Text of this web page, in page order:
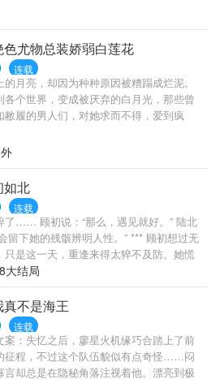
事的起点就从北海青云岛开始吧！强烈
为群像文，剧情不止描写主角一人，只有
有点慢热，主角也不能秒天秒地，想看爽
可以退了，以免引起不适。修炼境界：炼
金丹、元婴、化神……
尤物总装娇弱白莲花
连载
的月亮，却因为种种原因被糟蹋成烂泥。
各个世界，变成被厌弃的白月光，那些曾
敝履的男人们，对她求而不得，爱到疯
皆是裙下之臣。
如北
连载
了…… 顾初说：“那么，遇见就好。” 陆北
留下她的残骸辨明人性。” *** 顾初想过无
只是这一天，重逢来得太猝不及防。她慌
持稳平静。 她喃喃：“北深。” 他：“我是
北辰，身份尊贵又令人敬畏，他是国际炙
类学法医，是令罪犯无所遁形的高智商博
迹都逃不过他那双毒眼的权威“尸译者”，
构誉为最难邀请的高冷男神级专家教授，
“北辰基金”的持有人。 他有着跟北深一样
是她的北深。 *** 有人说陆北辰太理智，
； 有人说陆北辰太危险，因为真理只掌握
大结局
不是海王
连载
案：失忆之后，廖星火机缘巧合踏上了前
征程，不过这个队伍貌似有点奇怪……闷
言却总是在隐秘角落注视着他。漂亮到极